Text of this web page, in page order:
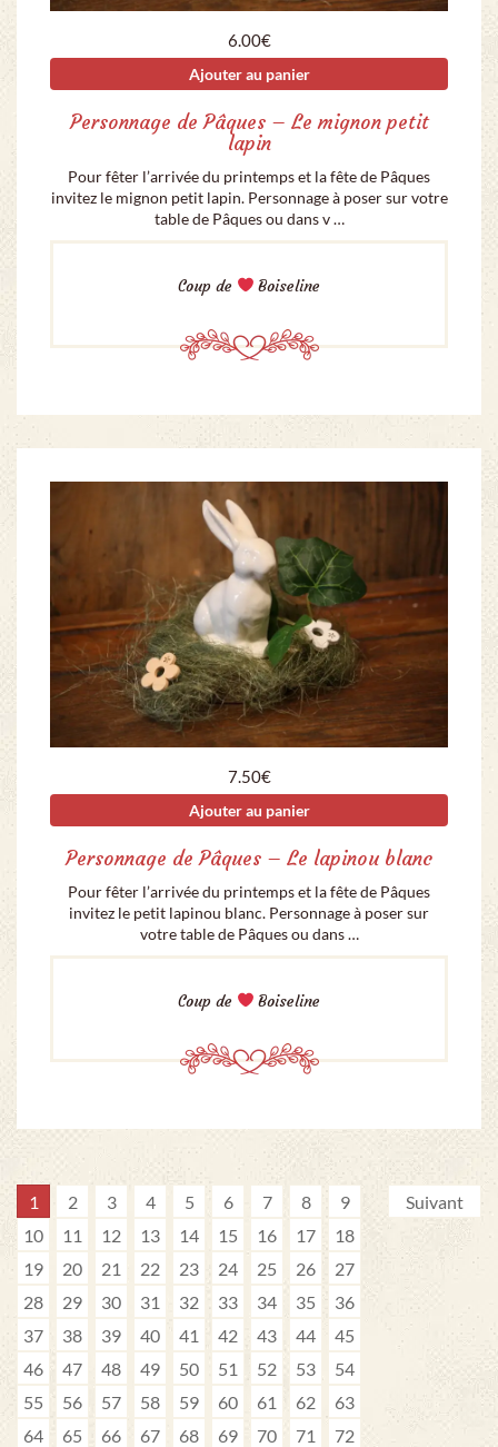
6.00€
Ajouter au panier
Personnage de Pâques – Le mignon petit
lapin
Pour fêter l’arrivée du printemps et la fête de Pâques
invitez le mignon petit lapin. Personnage à poser sur votre
table de Pâques ou dans v …
Coup de Boiseline
7.50€
Ajouter au panier
Personnage de Pâques – Le lapinou blanc
Pour fêter l’arrivée du printemps et la fête de Pâques
invitez le petit lapinou blanc. Personnage à poser sur
votre table de Pâques ou dans …
Coup de Boiseline
1 2 3 4 5 6 7 8
9
10
11 12 13 14 15 16 17
18
19
20 21 22 23 24 25 26
27
28
29 30 31 32 33 34 35
36
37
38 39 40 41 42 43 44
45
46
47 48 49 50 51 52 53
54
55
56 57 58 59 60 61 62
63
64
65 66 67 68 69 70 71
72
Suivant